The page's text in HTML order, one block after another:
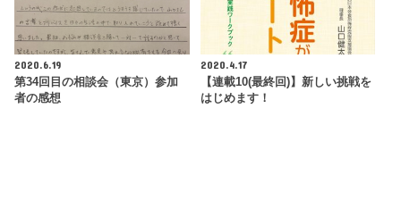
2020.6.19
第34回目の相談会（東京）参加
者の感想
2020.4.17
【連載10(最終回)】新しい挑戦を
はじめます！